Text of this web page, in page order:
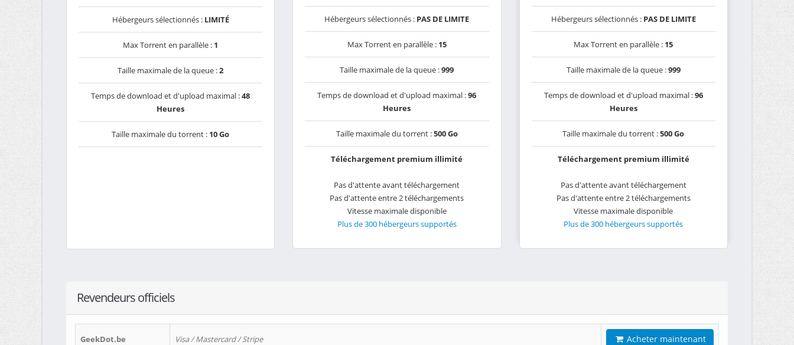
Hébergeurs sélectionnés : LIMITÉ
Max Torrent en parallèle : 1
Taille maximale de la queue :2
Temps de download et d'upload maximal :48
Heures
Taille maximale du torrent : 10 Go
Hébergeurs sélectionnés : PAS DE LIMITE
Max Torrent en parallèle : 15
Taille maximale de la queue :999
Temps de download et d'upload maximal :96
Heures
Taille maximale du torrent :500 Go
Téléchargement premium illimité
Pas d'attente avant téléchargement
Pas d'attente entre 2 téléchargements
Vitesse maximale disponible
Plus de 300 hébergeurs supportés
Hébergeurs sélectionnés : PAS DE LIMITE
Max Torrent en parallèle : 15
Taille maximale de la queue :999
Temps de download et d'upload maximal :96
Heures
Taille maximale du torrent :500 Go
Téléchargement premium illimité
Pas d'attente avant téléchargement
Pas d'attente entre 2 téléchargements
Vitesse maximale disponible
Plus de 300 hébergeurs supportés
Revendeurs officiels
GeekDot.be Visa / Mastercard / Stripe Acheter maintenant